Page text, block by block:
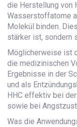
die Herstellung von
Wasserstoffatome
Molekül binden.
stärker ist, sondern
Möglicherweise ist
die medizinischen
Ergebnisse in der
und als
HHC effektiv bei
sowie bei
Was die